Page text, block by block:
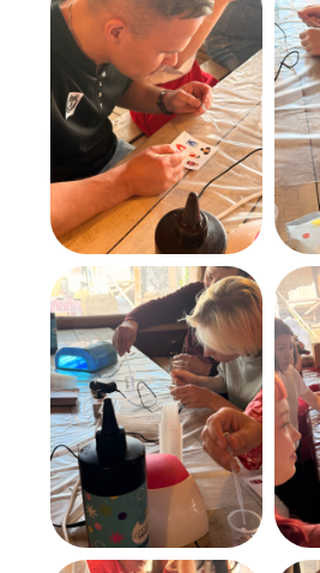
офис 1 Можно пройти с ул.
Куйбышева
(парковка за м. "Верный")